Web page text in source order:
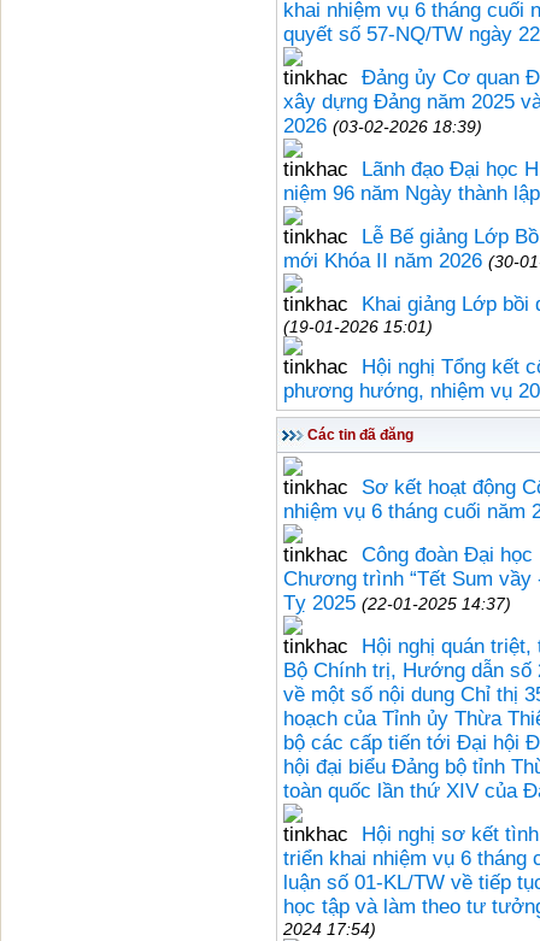
khai nhiệm vụ 6 tháng cuối
quyết số 57-NQ/TW ngày
Đảng ủy Cơ quan
xây dựng Đảng năm 2025
2026 (03-02-2026 18:39)
Lãnh đạo Đại học
niệm 96 năm Ngày thành
Lễ Bế giảng Lớp
mới Khóa II năm 2026 (30-
Khai giảng Lớp bồi
(19-01-2026 15:01)
Hội nghị Tổng kết
phương hướng, nhiệm vụ
Các tin đã đăng
Sơ kết hoạt động
nhiệm vụ 6 tháng cuối năm
Công đoàn Đại
Chương trình “Tết Sum vầy
Tỵ 2025 (22-01-2025 14:37)
Hội nghị quán
Bộ Chính trị, Hướng dẫn số
về một số nội dung Chỉ thị
hoạch của Tỉnh ủy Thừa
bộ các cấp tiến tới Đại hội
hội đại biểu Đảng bộ tỉnh
toàn quốc lần thứ XIV của
Hội nghị sơ kết
triển khai nhiệm vụ 6 tháng
luận số 01-KL/TW về tiếp
học tập và làm theo tư
2024 17:54)